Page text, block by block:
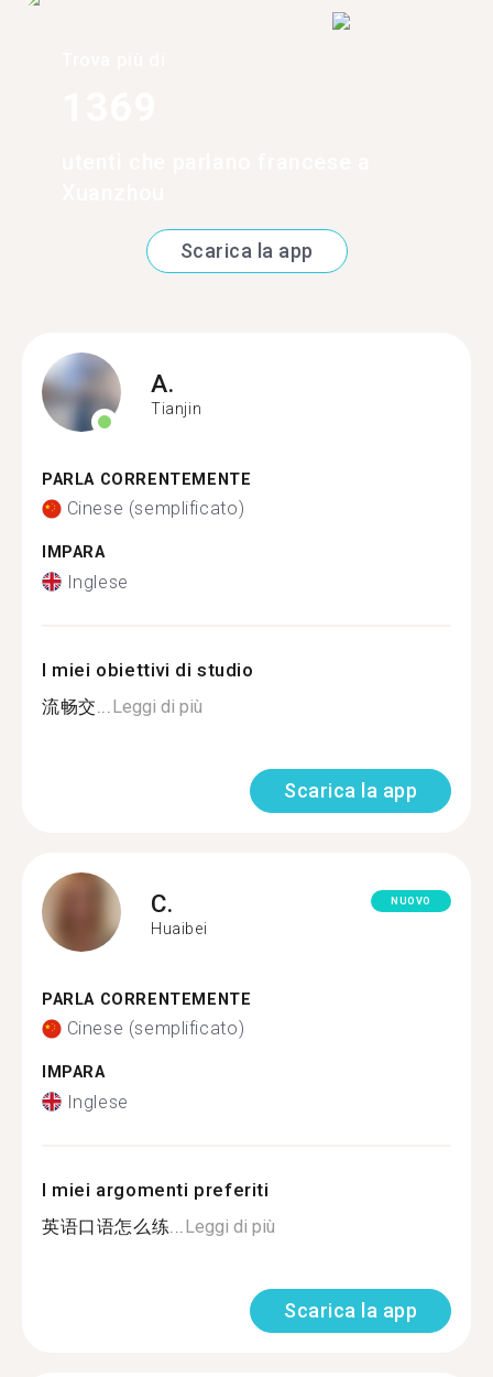
Scarica la app
A.
Tianjin
PARLA CORRENTEMENTE
Cinese (semplificato)
IMPARA
Inglese
I miei obiettivi di studio
流畅交... Leggi di più
Scarica la app
C.
Huaibei
NUOVO
PARLA CORRENTEMENTE
Cinese (semplificato)
IMPARA
Inglese
I miei argomenti preferiti
英语口语怎么练... Leggi di più
Scarica la app